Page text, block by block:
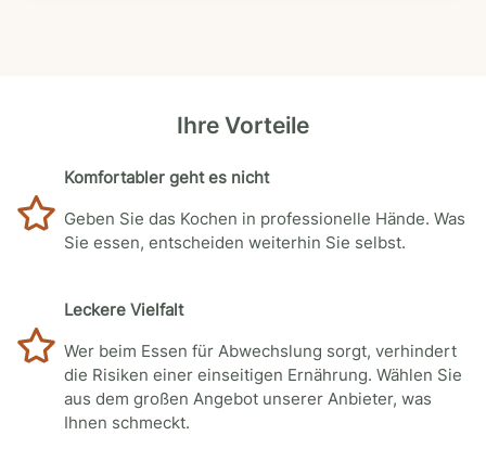
Ihre Vorteile
Komfortabler geht es nicht
Geben Sie das Kochen in professionelle Hände. Was
Sie essen, entscheiden weiterhin Sie selbst.
Leckere Vielfalt
Wer beim Essen für Abwechslung sorgt, verhindert
die Risiken einer einseitigen Ernährung. Wählen Sie
aus dem großen Angebot unserer Anbieter, was
Ihnen schmeckt.